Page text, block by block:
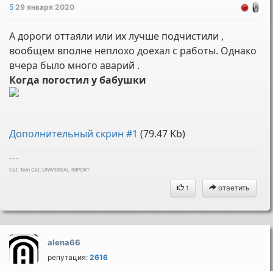
529 января 2020
А дороги оттаяли или их лучше подчистили ,
вообщем вполне неплохо доехал с работы. Однако
вчера было много аварий .
Когда погостил у бабушки
Дополнительный скрин #1 (79.47 Kb)
---
Cat. Tom Cat. UNIVERSAL IMPORT
1 ответить
alena66
репутация:2616